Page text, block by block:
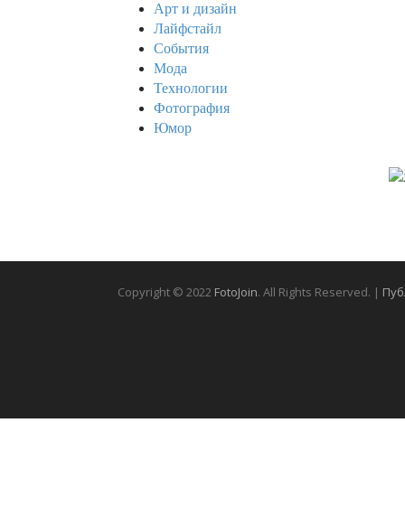
Арт и дизайн
Лайфстайл
События
Мода
Технологии
Фотография
Юмор
Copyright © 2022 FotoJoin. All Rights Reserved. |